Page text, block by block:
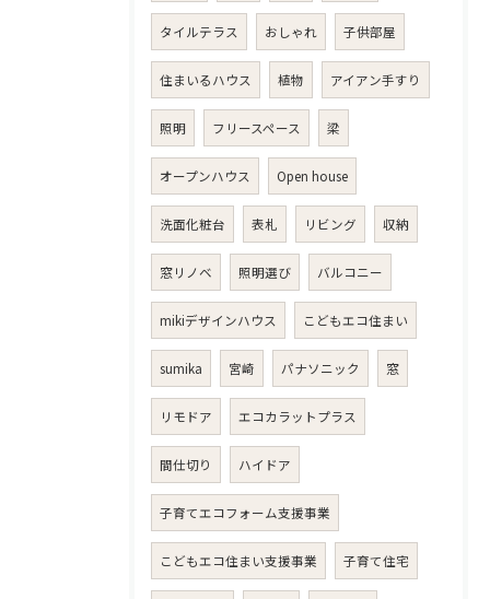
タイルテラス おしゃれ 子供部屋
住まいるハウス 植物 アイアン手すり
照明 フリースペース 梁
オープンハウス Open house
洗面化粧台 表札 リビング 収納
窓リノベ 照明選び バルコニー
mikiデザインハウス こどもエコ住まい
sumika 宮崎 パナソニック 窓
リモドア エコカラットプラス
間仕切り ハイドア
子育てエコフォーム支援事業
こどもエコ住まい支援事業 子育て住宅